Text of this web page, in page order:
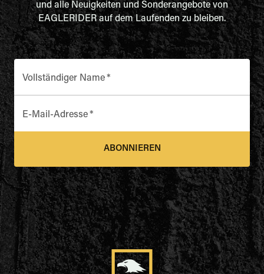
und alle Neuigkeiten und Sonderangebote von
EAGLERIDER auf dem Laufenden zu bleiben.
Vollständiger Name*
E-Mail-Adresse*
ABONNIEREN